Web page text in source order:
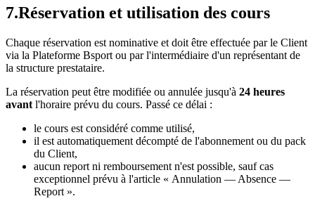
7.Réservation et utilisation des cours
Chaque réservation est nominative et doit être effectuée par le Client
via la Plateforme Bsport ou par l'intermédiaire d'un représentant de
la structure prestataire.
La réservation peut être modifiée ou annulée jusqu'à 24 heures
avant l'horaire prévu du cours. Passé ce délai :
le cours est considéré comme utilisé,
il est automatiquement décompté de l'abonnement ou du pack
du Client,
aucun report ni remboursement n'est possible, sauf cas
exceptionnel prévu à l'article « Annulation — Absence —
Report ».